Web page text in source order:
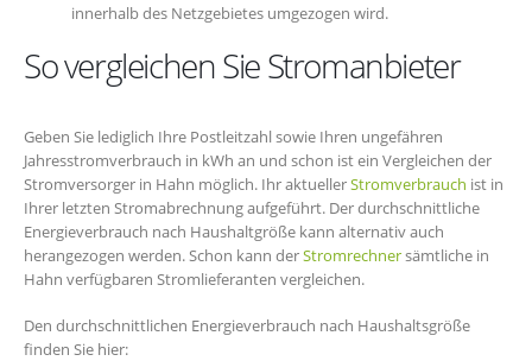
innerhalb des Netzgebietes umgezogen wird.
So vergleichen Sie Stromanbieter
Geben Sie lediglich Ihre Postleitzahl sowie Ihren ungefähren
Jahresstromverbrauch in kWh an und schon ist ein Vergleichen der
Stromversorger in Hahn möglich. Ihr aktuellerStromverbrauch ist in
Ihrer letzten Stromabrechnung aufgeführt. Der durchschnittliche
Energieverbrauch nach Haushaltgröße kann alternativ auch
herangezogen werden. Schon kann derStromrechnersämtliche in
Hahn verfügbaren Stromlieferanten vergleichen.
Den durchschnittlichen Energieverbrauch nach Haushaltsgröße
finden Sie hier: